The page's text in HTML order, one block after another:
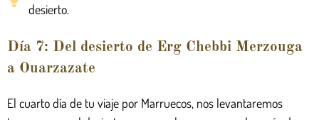
desierto.
Día 7: Del desierto de Erg Chebbi Merzouga
a Ouarzazate
El cuarto día de tu viaje por Marruecos, nos levantaremos